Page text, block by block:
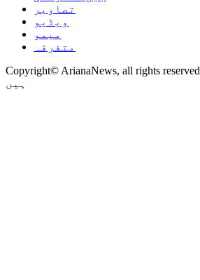
تصاویر
ویڈیو
میمو
متفرقہ
Copyright© ArianaNews, all rights reserved جملہ حقوق محفوظ
ہیں